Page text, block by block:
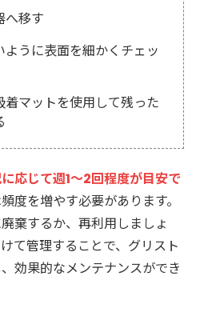
へ移す
ように表面を細かくチェッ
着マットを使用して残った
応じて週1〜2回程度が目安で
度を増やす必要があります。
棄するか、再利用しましょ
て管理することで、グリスト
効果的なメンテナンスができ